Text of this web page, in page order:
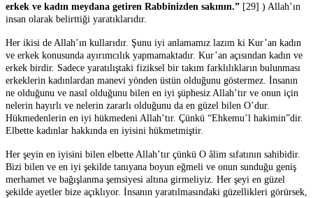
erkek ve kadın meydana getiren Rabbinizden sakının.” [29] ) Allah’ın
insan olarak belirttiği yaratıklarıdır.
Her ikisi de Allah’ın kullarıdır. Şunu iyi anlamamız lazım ki Kur’an kadın
ve erkek konusunda ayırımcılık yapmamaktadır. Kur’an açısından kadın ve
erkek birdir. Sadece yaratılıştaki fiziksel bir takım farklılıkların bulunması
erkeklerin kadınlardan manevi yönden üstün olduğunu göstermez. İnsanın
ne olduğunu ve nasıl olduğunu bilen en iyi şüphesiz Allah’tır ve onun için
nelerin hayırlı ve nelerin zararlı olduğunu da en güzel bilen O’dur.
Hükmedenlerin en iyi hükmedeni Allah’tır. Çünkü “Ehkemu’l hakimin”dir.
Elbette kadınlar hakkında en iyisini hükmetmiştir.
Her şeyin en iyisini bilen elbette Allah’tır çünkü O âlim sıfatının sahibidir.
Bizi bilen ve en iyi şekilde tanıyana boyun eğmeli ve onun sunduğu geniş
merhamet ve bağışlanma şemsiyesi altına girmeliyiz. Her şeyi en güzel
şekilde ayetler bize açıklıyor. İnsanın yaratılmasındaki güzellikleri görürsek,